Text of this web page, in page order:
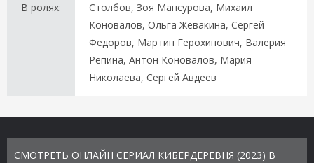
В ролях:
Столбов, Зоя Мансурова, Михаил
Коновалов, Ольга Жевакина, Сергей
Федоров, Мартин Герохинович, Валерия
Репина, Антон Коновалов, Мария
Николаева, Сергей Авдеев
СМОТРЕТЬ ОНЛАЙН СЕРИАЛ КИБЕРДЕРЕВНЯ (2023) В